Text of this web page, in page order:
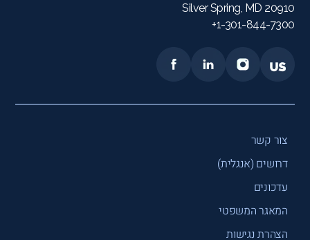
Silver Spring, MD 20910
1-301-844-7300+
צור קשר
דרושים (אנגלית)
עדכונים
המאגר המשפטי
הצהרת נגישות